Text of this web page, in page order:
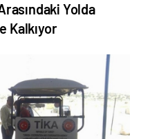
Yolda
Kalkıyor